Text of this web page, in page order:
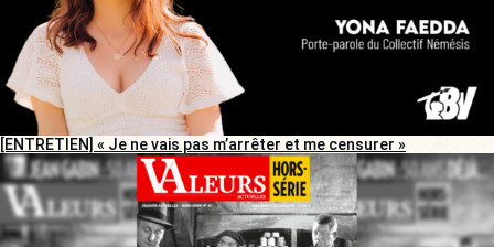
[ENTRETIEN] « Je ne vais pas m’arrêter et me censurer »